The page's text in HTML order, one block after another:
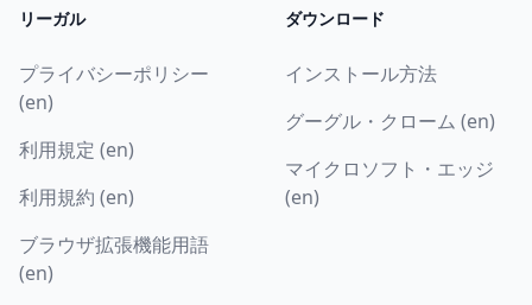
リーガル
プライバシーポリシー
(en)
利用規定 (en)
利用規約 (en)
ブラウザ拡張機能用語
(en)
ダウンロード
インストール方法
グーグル・クローム (en)
マイクロソフト・エッジ
(en)